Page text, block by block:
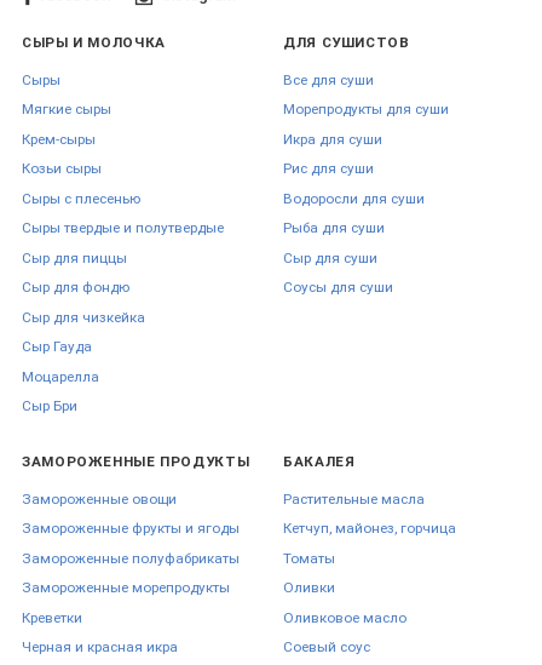
ингредиенты праздничных салатов. Маринованные помидоры и
Форматы, фасовка и
хранение
Мы предлагаем упаковку, адаптированную под разный оборот
продукции.
Розничный формат:
для разового использования дома.
HoReCa формат:
грамм и сократить количество отходов упаковки.
Закрытая консервация хранится при комнатной температуре
переложить в неметаллическую емкость (если он был в жести) и
хранить в холодильнике, употребив в течение 3–5 дней. Овощи в
масле (артишоки, вяленые томаты) хранятся дольше, если они
СЫРЫ И МОЛОЧКА
Сыры
Мягкие сыры
Крем-сыры
Козьи сыры
Сыры с плесенью
Сыры твердые и полутвердые
Сыр для пиццы
Сыр для фондю
Сыр для чизкейка
Сыр Гауда
Моцарелла
Сыр Бри
ДЛЯ СУШИСТОВ
Все для суши
Морепродукты для суши
Икра для суши
Рис для суши
Водоросли для суши
Рыба для суши
Сыр для суши
Соусы для суши
ЗАМОРОЖЕННЫЕ ПРОДУКТЫ
Замороженные овощи
Замороженные фрукты и ягоды
Замороженные полуфабрикаты
Замороженные морепродукты
Креветки
Черная и красная икра
БАКАЛЕЯ
Растительные масла
Кетчуп, майонез, горчица
Томаты
Оливки
Оливковое масло
Соевый соус